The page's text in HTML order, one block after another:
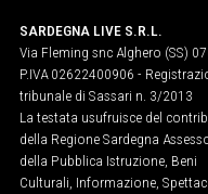
STORIE
VIDEO
SARDEGNA LIVE S.R.L.
Via Fleming snc Alghero (SS)
P.IVA 02622400906 -
tribunale di Sassari n. 3/2013
La testata usufruisce del
della Regione Sardegna
della Pubblica Istruzione, Beni
Culturali, Informazione,